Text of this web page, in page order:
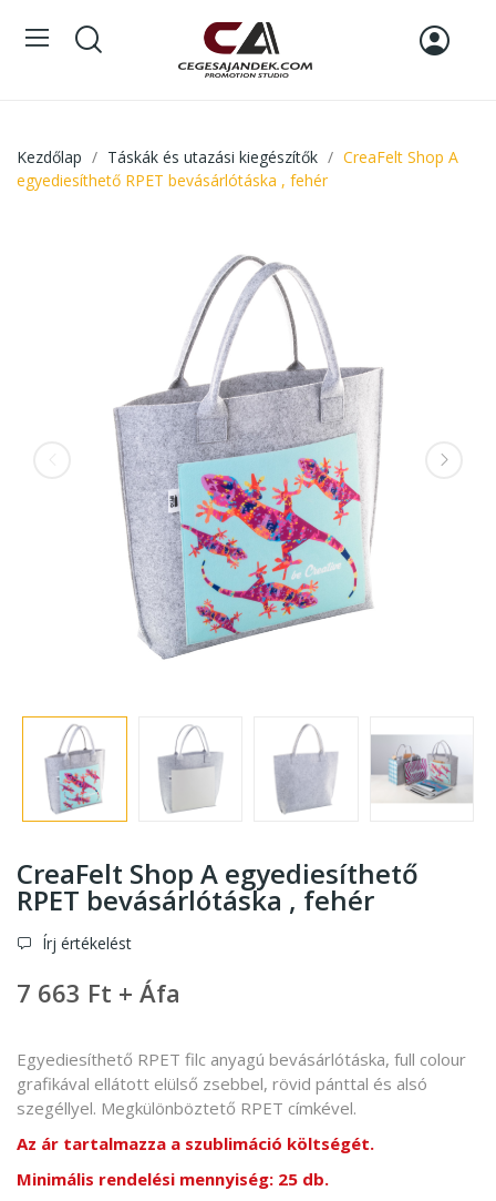
Kezdőlap Táskák és utazási kiegészítők
CreaFelt Shop A
egyediesíthető RPET bevásárlótáska , fehér
CreaFelt Shop A egyediesíthető
RPET bevásárlótáska , fehér
Írj értékelést
7 663 Ft + Áfa
Egyediesíthető RPET filc anyagú bevásárlótáska, full colour
grafikával ellátott elülső zsebbel, rövid pánttal és alsó
szegéllyel. Megkülönböztető RPET címkével.
Az ár tartalmazza a szublimáció költségét.
Minimális rendelési mennyiség: 25 db.